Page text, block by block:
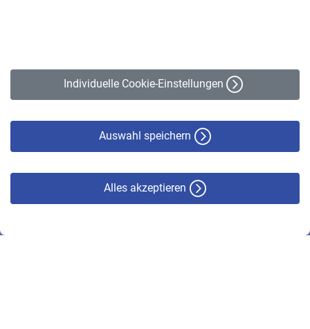
Individuelle Cookie-Einstellungen
Auswahl speichern
Alles akzeptieren
Erklärung zur Barrierefreiheit
© VBL 2026